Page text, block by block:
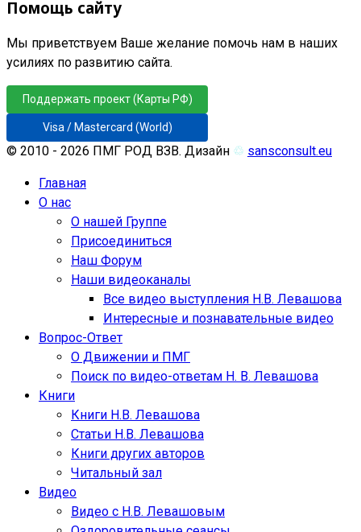
Помощь сайту
Мы приветствуем Ваше желание помочь нам в наших
усилиях по развитию сайта.
Поддержать проект (Карты РФ)
Visa / Mastercard (World)
© 2010 - 2026 ПМГ РОД ВЗВ. Дизайн ♲ sansconsult.eu
Главная
О нас
О нашей Группе
Присоединиться
Наш Форум
Наши видеоканалы
Все видео выступления Н.В. Левашова
Интересные и познавательные видео
Вопрос-Ответ
О Движении и ПМГ
Поиск по видео-ответам Н. В. Левашова
Книги
Книги Н.В. Левашова
Статьи Н.В. Левашова
Книги других авторов
Читальный зал
Видео
Видео с Н.В. Левашовым